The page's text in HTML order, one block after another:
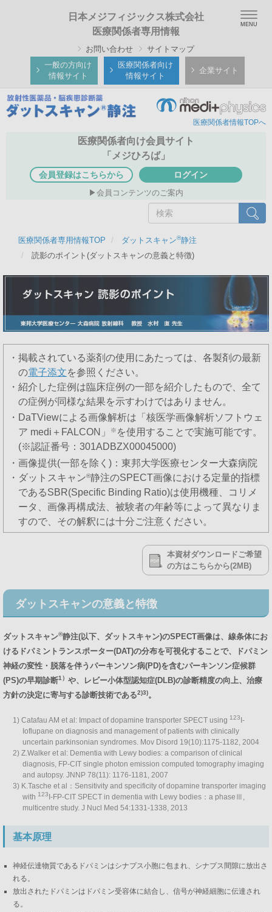
ン
ツ
日本メジフィジックス株式会社
医療関係者専用情報
お問い合わせ
サイトマップ
一般の方向け
情報サイト
医療関係者向け
情報サイト
企業サイト
医療関係者情報TOPへ
医療関係者向け会員サイト
「メジひろば」
会員登録はこちらから ログイン
会員コンテンツのご案内
索
検索
医療関係者専用情報TOP ダットスキャン®静注
読影のポイント(ダットスキャンの意義と特徴)
・掲載されている薬剤の使用にあたっては、各製剤の最新
の電子添文を参照ください。
・紹介した症例は臨床症例の一部を紹介したもので、全て
の症例が同様な結果を示すわけではありません。
・DaTViewによる画像解析は「核医学画像解析ソフトウェ
ア medi＋FALCON」
※ を使用することで実施可能です。
(※認証番号：301ADBZX00045000)
・画像提供(一部を除く)：東邦大学医療センター大森病院
・ダットスキャン®静注のSPECT画像における定量的指標
であるSBR(Specific Binding Ratio)は使用機種、コリメ
ータ、画像再構成法、被験者の年齢等によって異なりま
すので、その解釈には十分ご注意ください。
本資材ダウンロードご希望
の方はこちらから(2MB)
ダットスキャンの意義と特徴
ダットスキャン®静注(以下、ダットスキャン)のSPECT画像は、線条体にお
けるドパミントランスポーター(DAT)の分布を可視化することで、ドパミン
神経の変性・脱落を伴うパーキンソン病(PD)を含むパーキンソン症候群
(PS)の早期診断1） や、レビー小体型認知症(DLB)の診断精度の向上、治療
方針の決定に寄与する診断技術である2)3)。
1) Catafau AM et al: Impact of dopamine transporter SPECT using 123 I-
Ioflupane on diagnosis and management of patients with clinically
uncertain parkinsonian syndromes. Mov Disord 19(10):1175-1182, 2004
2) Z.Walker et al: Dementia with Lewy bodies: a comparison of clinical
diagnosis, FP-CIT single photon emission computed tomography imaging
and autopsy. JNNP 78(11): 1176-1181, 2007
3) K.Tasche et al：Sensitivity and specificity of dopamine transporter imaging
with 123 I-FP-CIT SPECT in dementia with Lewy bodies：a phaseⅢ,
multicentre study. J Nucl Med 54:1331-1338, 2013
基本原理
神経伝達物質であるドパミンはシナプス小胞に包まれ、シナプス間隙に放出さ
れる。
放出されたドパミンはドパミン受容体に結合し、信号が神経細胞に伝達され
る。